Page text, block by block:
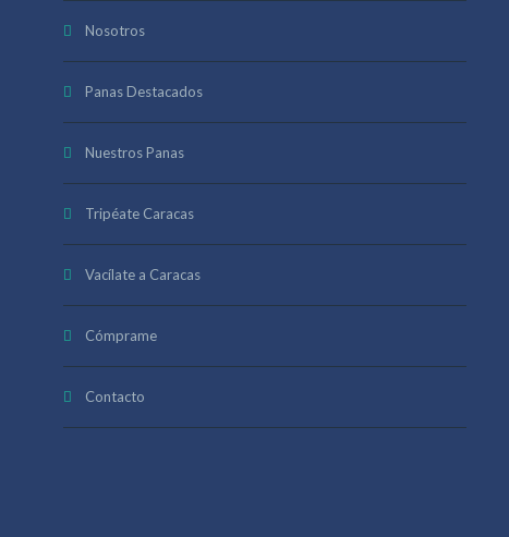
Nosotros
Panas Destacados
Nuestros Panas
Tripéate Caracas
Vacílate a Caracas
Cómprame
Contacto